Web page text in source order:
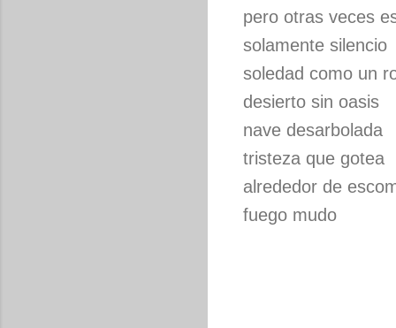
pero otras veces
solamente silencio
soledad como un
desierto sin oasis
nave desarbolada
tristeza que gotea
alrededor de
fuego mudo